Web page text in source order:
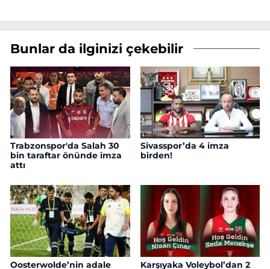
Bunlar da ilginizi çekebilir
Trabzonspor'da Salah 30
bin taraftar önünde imza
attı
Sivasspor’da 4 imza
birden!
Oosterwolde’nin adale
Karşıyaka Voleybol’dan 2